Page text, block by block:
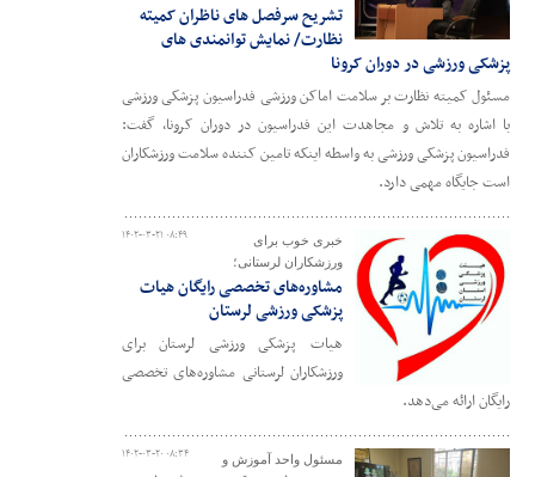
تشریح سرفصل های ناظران کمیته
نظارت/ نمایش توانمندی های
پزشکی ورزشی در دوران کرونا
مسئول کمیته نظارت بر سلامت اماکن ورزشی فدراسیون پزشکی ورزشی
با اشاره به تلاش و مجاهدت این فدراسیون در دوران کرونا، گفت:
فدراسیون پزشکی ورزشی به واسطه اینکه تامین کننده سلامت ورزشکاران
است جایگاه مهمی دارد.
۱۴۰۲-۰۳-۲۱ ۰۸:۴۹
خبری خوب برای
ورزشکاران لرستانی؛
مشاوره‌های تخصصی رایگان هیات
پزشکی ورزشی لرستان
هیات پزشکی ورزشی لرستان برای
ورزشکاران لرستانی مشاوره‌های تخصصی
رایگان ارائه می‌دهد.
۱۴۰۲-۰۳-۲۰ ۰۸:۳۴
مسئول واحد آموزش و